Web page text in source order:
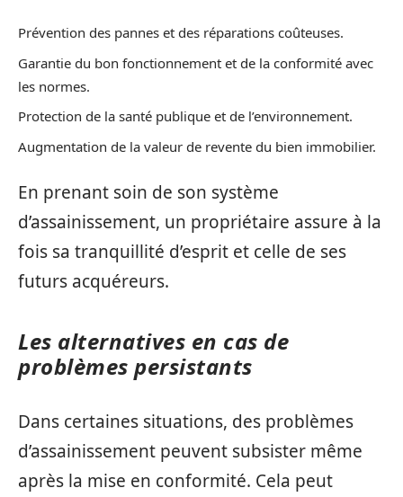
Prévention des pannes et des réparations coûteuses.
Garantie du bon fonctionnement et de la conformité avec
les normes.
Protection de la santé publique et de l’environnement.
Augmentation de la valeur de revente du bien immobilier.
En prenant soin de son système
d’assainissement, un propriétaire assure à la
fois sa tranquillité d’esprit et celle de ses
futurs acquéreurs.
Les alternatives en cas de
problèmes persistants
Dans certaines situations, des problèmes
d’assainissement peuvent subsister même
après la mise en conformité. Cela peut